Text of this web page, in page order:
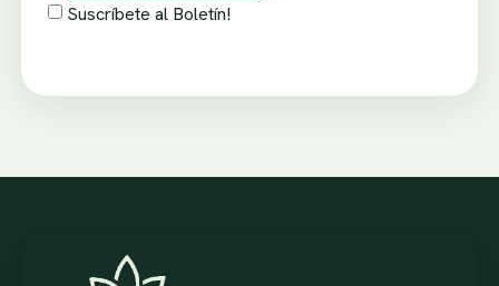
Suscríbete al Boletín!